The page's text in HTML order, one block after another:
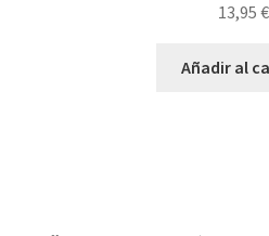
13,95 €
Añadir al